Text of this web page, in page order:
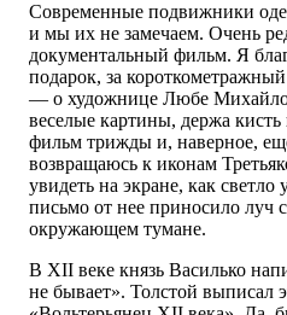
Современные подвижники
и мы их не замечаем. Очень
документальный фильм. Я
подарок, за
— о художнице Любе
веселые картины, держа кисть
фильм трижды и, наверное,
возвращаюсь к иконам
увидеть на экране, как
письмо от нее приносило луч
окружающем тумане.
В XII веке князь Василько
не бывает». Толстой выписал